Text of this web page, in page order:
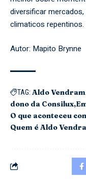
diversificar
climaticos repentinos.
Autor: Mapito Brynne
TAG: Aldo
dono da Consilux
O que aconteceu
Quem é Aldo